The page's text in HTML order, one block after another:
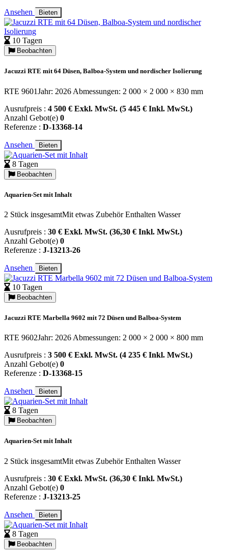
Ansehen Bieten
10 Tagen
Beobachten
Jacuzzi RTE mit 64 Düsen, Balboa-System und nordischer Isolierung
RTE 9601Jahr: 2026 Abmessungen: 2 000 × 2 000 × 830 mm
Ausrufpreis : 4 500 € Exkl. MwSt. (5 445 € Inkl. MwSt.)
Anzahl Gebot(e) 0
Referenze : D-13368-14
Ansehen Bieten
8 Tagen
Beobachten
Aquarien-Set mit Inhalt
2 Stück insgesamtMit etwas Zubehör Enthalten Wasser
Ausrufpreis : 30 € Exkl. MwSt. (36,30 € Inkl. MwSt.)
Anzahl Gebot(e) 0
Referenze : J-13213-26
Ansehen Bieten
10 Tagen
Beobachten
Jacuzzi RTE Marbella 9602 mit 72 Düsen und Balboa-System
RTE 9602Jahr: 2026 Abmessungen: 2 000 × 2 000 × 800 mm
Ausrufpreis : 3 500 € Exkl. MwSt. (4 235 € Inkl. MwSt.)
Anzahl Gebot(e) 0
Referenze : D-13368-15
Ansehen Bieten
8 Tagen
Beobachten
Aquarien-Set mit Inhalt
2 Stück insgesamtMit etwas Zubehör Enthalten Wasser
Ausrufpreis : 30 € Exkl. MwSt. (36,30 € Inkl. MwSt.)
Anzahl Gebot(e) 0
Referenze : J-13213-25
Ansehen Bieten
8 Tagen
Beobachten